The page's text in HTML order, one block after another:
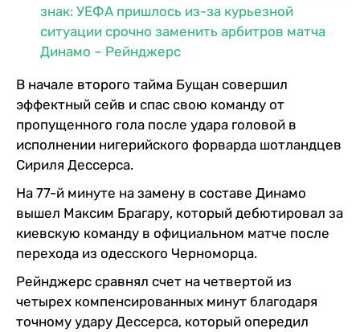
знак: УЕФА пришлось из-за курьезной
ситуации срочно заменить арбитров матча
Динамо – Рейнджерс
В начале второго тайма Бущан совершил
эффектный сейв и спас свою команду от
пропущенного гола после удара головой в
исполнении нигерийского форварда шотландцев
Сириля Дессерса.
На 77-й минуте на замену в составе Динамо
вышел Максим Брагару, который дебютировал за
киевскую команду в официальном матче после
перехода из одесского Черноморца.
Рейнджерс сравнял счет на четвертой из
четырех компенсированных минут благодаря
точному удару Дессерса, который опередил